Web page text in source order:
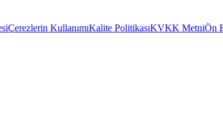
Çerezlerin KullanımıKalite PolitikasıKVKK MetniÖn